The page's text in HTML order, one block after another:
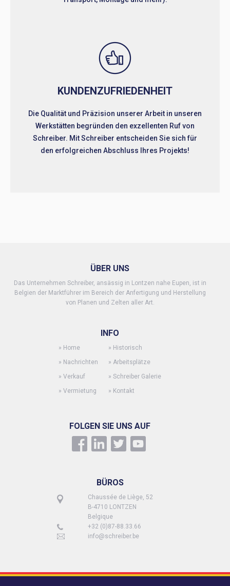
KUNDENZUFRIEDENHEIT
Die Qualität und Präzision unserer Arbeit in unseren
Werkstätten begründen den exzellenten Ruf von
Schreiber. Mit Schreiber entscheiden Sie sich für
den erfolgreichen Abschluss Ihres Projekts!
ÜBER UNS
Das Unternehmen Schreiber, ansässig in Lontzen nahe Eupen, ist in
Belgien der Marktführer im Bereich der Anfertigung und Herstellung
von Planen und Zelten aller Art.
INFO
» Home
» Nachrichten
» Verkauf
» Vermietung
» Historisch
» Arbeitsplätze
» Schreiber Galerie
» Kontakt
FOLGEN SIE UNS AUF
BÜROS
Chaussée de Liège, 52
B-4710 LONTZEN
Belgique
+32 (0)87-88.33.66
info@schreiber.be